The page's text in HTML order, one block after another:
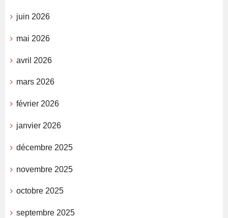
juin 2026
mai 2026
avril 2026
mars 2026
février 2026
janvier 2026
décembre 2025
novembre 2025
octobre 2025
septembre 2025